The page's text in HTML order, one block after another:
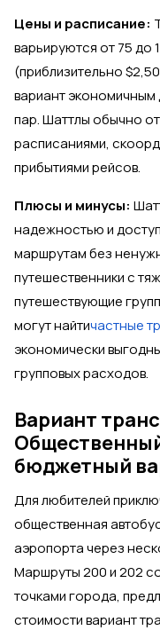
Цены и расписание:
варьируются от 75 до
(приблизительно
вариант экономичным
пар. Шаттлы обычно
расписаниями,
прибытиями рейсов.
Плюсы и минусы:
надежностью и
маршрутам без
путешественники с
путешествующие
могут найтичастные
экономически
групповых расходов.
Вариант
бюджетный
Для любителей
общественная
аэропорта через
Маршруты 200 и 202
точками города,
стоимости вариант